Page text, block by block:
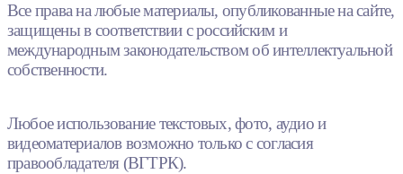
Все права на любые материалы, опубликованные на сайте,
защищены в соответствии с российским и
международным законодательством об интеллектуальной
собственности.
Любое использование текстовых, фото, аудио и
видеоматериалов возможно только с согласия
правообладателя (ВГТРК).